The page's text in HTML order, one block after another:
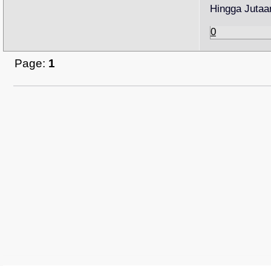
Hingga
0
Page: 1